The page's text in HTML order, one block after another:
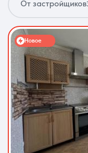
О компании
8
От застройщиков
Новое